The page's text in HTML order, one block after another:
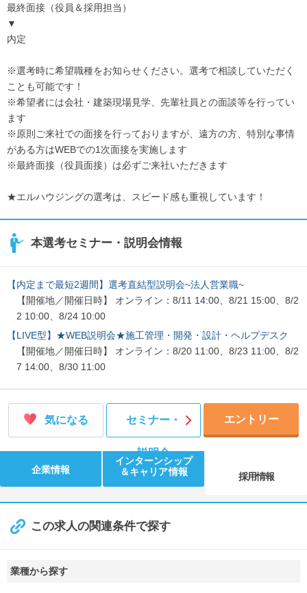
最終面接（役員＆採用担当）
▼
内定
※選考時に希望職種をお知らせください。選考で相談していただく
ことも可能です！
※希望者には会社・建築現場見学、先輩社員との面談等を行ってい
ます
※原則ご来社での面接を行っておりますが、遠方の方、特別な事情
がある方はWEBでの1次面接を実施します
※最終面接（役員面接）は必ずご来社いただきます
★エルハウジングの選考は、スピード感も重視しています！
本選考セミナー・説明会情報
【内定まで最短2週間】選考直結型説明会~法人営業職~
【開催地／開催日時】 オンライン：8/11 14:00、8/21 15:00、8/2
2 10:00、8/24 10:00
【LIVE型】★WEB説明会★施工管理・開発・設計・ヘルプデスク
【開催地／開催日時】 オンライン：8/20 11:00、8/23 11:00、8/2
7 14:00、8/30 11:00
気になる セミナー・
説明会
エントリー
企業情報
インターンシップ
＆キャリア情報
採用情報
この求人の関連条件で探す
業種から探す